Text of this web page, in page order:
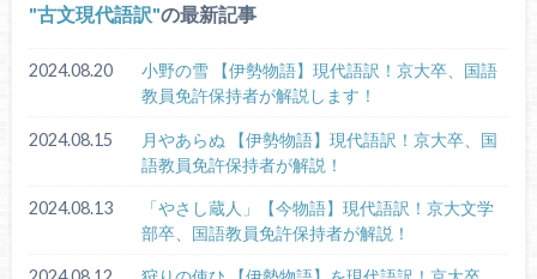
古文現代語訳 の最新記事
2024.08.20
小野の雪 【伊勢物語】現代語訳！京大卒、国語
教員免許保持者が解説します！
2024.08.15
月やあらぬ 【伊勢物語】現代語訳！京大卒、国
語教員免許保持者が解説！
2024.08.13
「やさし蔵人」【今物語】現代語訳！京大文学
部卒、国語教員免許保持者が解説！